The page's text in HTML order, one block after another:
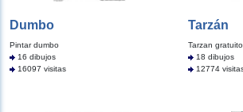
Dumbo
Pintar dumbo
16 dibujos
16097 visitas
Tarzán
Tarzan gratuito
18 dibujos
12774